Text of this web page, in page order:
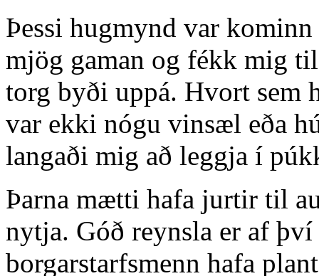
Þessi hugmynd var
mjög gaman og fékk mig
torg byði uppá. Hvort
var ekki nógu vinsæl eða
langaði mig að leggja í
Þarna mætti hafa jurtir til
nytja. Góð reynsla er af
borgarstarfsmenn hafa